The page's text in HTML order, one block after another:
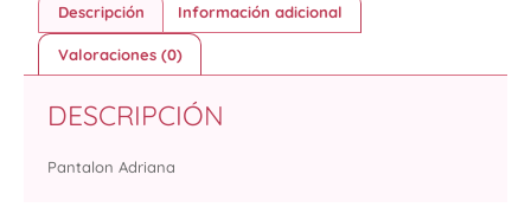
Descripción Información adicional
Valoraciones (0)
DESCRIPCIÓN
Pantalon Adriana